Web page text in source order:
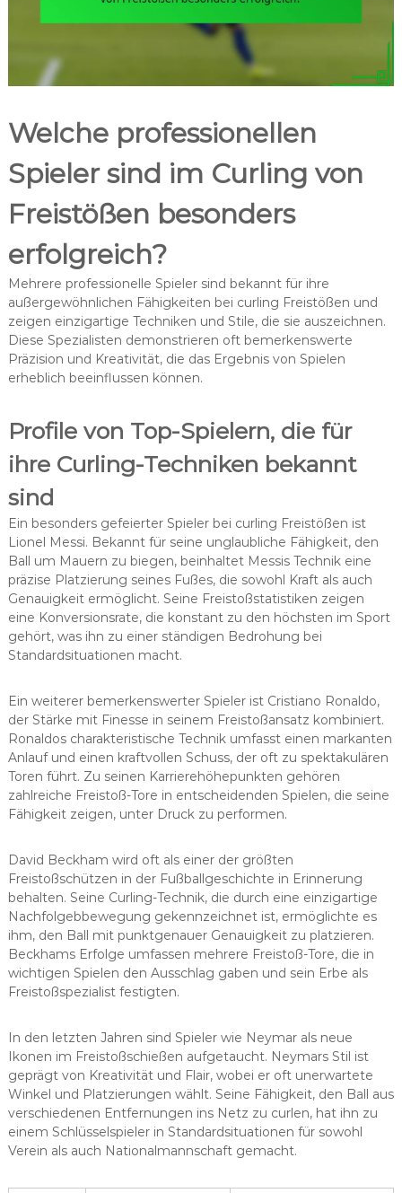
Welche professionellen
Spieler sind im Curling von
Freistößen besonders
erfolgreich?
Mehrere professionelle Spieler sind bekannt für ihre
außergewöhnlichen Fähigkeiten bei curling Freistößen und
zeigen einzigartige Techniken und Stile, die sie auszeichnen.
Diese Spezialisten demonstrieren oft bemerkenswerte
Präzision und Kreativität, die das Ergebnis von Spielen
erheblich beeinflussen können.
Profile von Top-Spielern, die für
ihre Curling-Techniken bekannt
sind
Ein besonders gefeierter Spieler bei curling Freistößen ist
Lionel Messi. Bekannt für seine unglaubliche Fähigkeit, den
Ball um Mauern zu biegen, beinhaltet Messis Technik eine
präzise Platzierung seines Fußes, die sowohl Kraft als auch
Genauigkeit ermöglicht. Seine Freistoßstatistiken zeigen
eine Konversionsrate, die konstant zu den höchsten im Sport
gehört, was ihn zu einer ständigen Bedrohung bei
Standardsituationen macht.
Ein weiterer bemerkenswerter Spieler ist Cristiano Ronaldo,
der Stärke mit Finesse in seinem Freistoßansatz kombiniert.
Ronaldos charakteristische Technik umfasst einen markanten
Anlauf und einen kraftvollen Schuss, der oft zu spektakulären
Toren führt. Zu seinen Karrierehöhepunkten gehören
zahlreiche Freistoß-Tore in entscheidenden Spielen, die seine
Fähigkeit zeigen, unter Druck zu performen.
David Beckham wird oft als einer der größten
Freistoßschützen in der Fußballgeschichte in Erinnerung
behalten. Seine Curling-Technik, die durch eine einzigartige
Nachfolgebbewegung gekennzeichnet ist, ermöglichte es
ihm, den Ball mit punktgenauer Genauigkeit zu platzieren.
Beckhams Erfolge umfassen mehrere Freistoß-Tore, die in
wichtigen Spielen den Ausschlag gaben und sein Erbe als
Freistoßspezialist festigten.
In den letzten Jahren sind Spieler wie Neymar als neue
Ikonen im Freistoßschießen aufgetaucht. Neymars Stil ist
geprägt von Kreativität und Flair, wobei er oft unerwartete
Winkel und Platzierungen wählt. Seine Fähigkeit, den Ball aus
verschiedenen Entfernungen ins Netz zu curlen, hat ihn zu
einem Schlüsselspieler in Standardsituationen für sowohl
Verein als auch Nationalmannschaft gemacht.